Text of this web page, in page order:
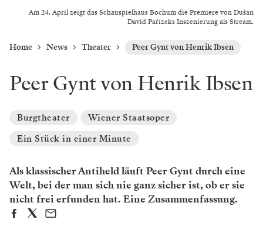
Am 24. April zeigt das Schauspielhaus Bochum die Premiere von Dušan
David Pařízeks Inszenierung als Stream.
Home News Theater Peer Gynt von Henrik Ibsen
Peer Gynt von Henrik Ibsen
Burgtheater
Wiener Staatsoper
Ein Stück in einer Minute
Als klassischer Antiheld läuft Peer Gynt durch eine
Welt, bei der man sich nie ganz sicher ist, ob er sie
nicht frei erfunden hat. Eine Zusammenfassung.